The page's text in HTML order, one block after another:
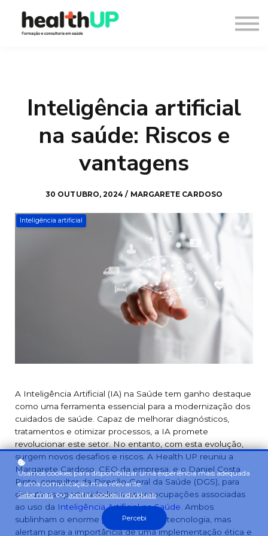
Blog
Registar
Inteligência artificial
na saúde: Riscos e
vantagens
30 OUTUBRO, 2024 / MARGARETE CARDOSO
Inteligência artificial
A Inteligência Artificial (IA) na Saúde tem ganho destaque
como uma ferramenta essencial para a modernização dos
cuidados de saúde. Capaz de melhorar diagnósticos,
tratamentos e otimizar processos, a IA promete
revolucionar este setor. No entanto, com esta evolução,
surgem novos desafios e riscos. A Health UP reuniu a
Margarete Cardoso, CEO da empresa, e o Daniel Costa
Pinto, consultor da Direção-Geral da Saúde (DGS), para
discutir as oportunidades e as preocupações associadas
ao uso da Inteligência Artificial na Saúde . Ambos
sublinham o enorme potencial desta tecnologia, mas
alertam para a importância de uma implementação ética e
Usamos cookies para disponibilizar uma experiência mais adequada
e uma comunicação mais relevante.
Sabe mais ou aceitar cookies individuais .
Percebi